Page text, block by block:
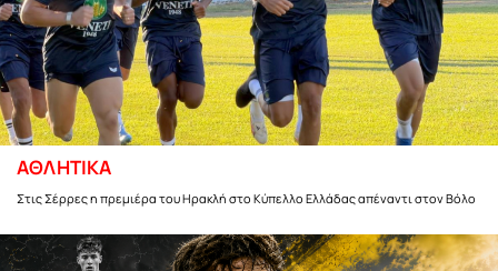
ΑΘΛΗΤΙΚΑ
Στις Σέρρες η πρεμιέρα του Ηρακλή στο Κύπελλο Ελλάδας απέναντι στον Βόλο